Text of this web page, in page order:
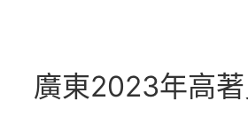
廣東2023年高